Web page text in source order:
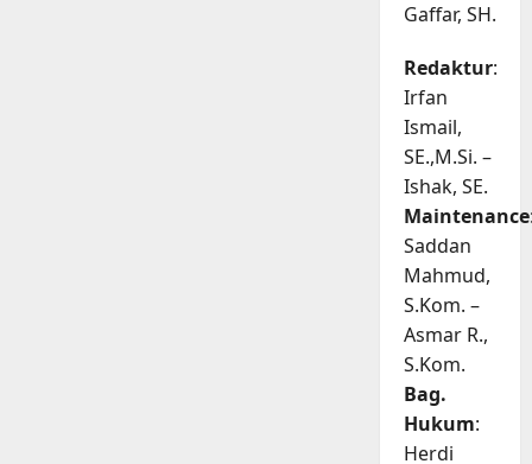
Gaffar, SH.
Redaktur:
Irfan
Ismail,
SE.,M.Si. –
Ishak, SE.
Maintenance
Saddan
Mahmud,
S.Kom. –
Asmar R.,
S.Kom.
Bag.
Hukum:
Herdi